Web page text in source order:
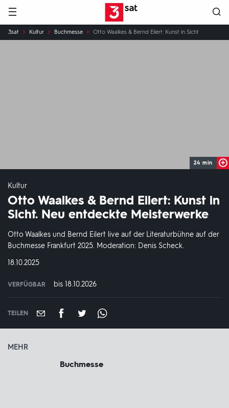
Hauptnavigation 3SAT
Sie
sind
3sat Kultur Buchmesse Otto Waalkes & Bernd Eilert: Kunst in Sicht
24 min
Kultur
Otto Waalkes & Bernd Eilert: Kunst in
Sicht. Neu entdeckte Meisterwerke
Otto Waalkes und Bernd Eilert live auf der Literaturbühne auf der
Buchmesse Frankfurt 2025. Moderation: Denis Scheck.
DATUM:
18.10.2025
VERFÜGBAR bis 18.10.2026
TEILEN
MEHR
Buchmesse